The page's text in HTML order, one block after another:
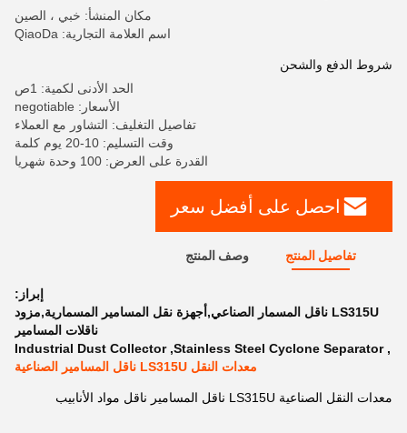
مكان المنشأ: خبي ، الصين
اسم العلامة التجارية: QiaoDa
شروط الدفع والشحن
الحد الأدنى لكمية: 1ص
الأسعار: negotiable
تفاصيل التغليف: التشاور مع العملاء
وقت التسليم: 10-20 يوم كلمة
القدرة على العرض: 100 وحدة شهريا
احصل على أفضل سعر
تفاصيل المنتج وصف المنتج
إبراز:
LS315U ناقل المسمار الصناعي,أجهزة نقل المسامير المسمارية,مزود
ناقلات المسامير
,
Stainless Steel Cyclone Separator
,
Industrial Dust Collector
معدات النقل LS315U ناقل المسامير الصناعية
معدات النقل الصناعية LS315U ناقل المسامير ناقل مواد الأنابيب